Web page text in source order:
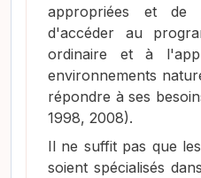
appropriées et de
d'accéder au
ordinaire et à
environnements
répondre à ses
1998, 2008).
Il ne suffit pas que
soient spécialisés